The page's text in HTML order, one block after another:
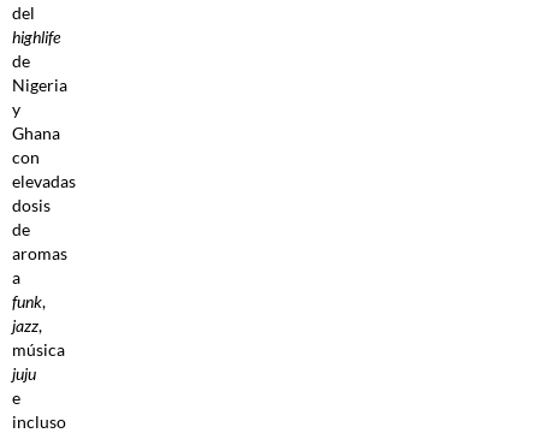
del
highlife
de
Nigeria
y
Ghana
con
elevadas
dosis
de
aromas
a
funk,
jazz,
música
juju
e
incluso